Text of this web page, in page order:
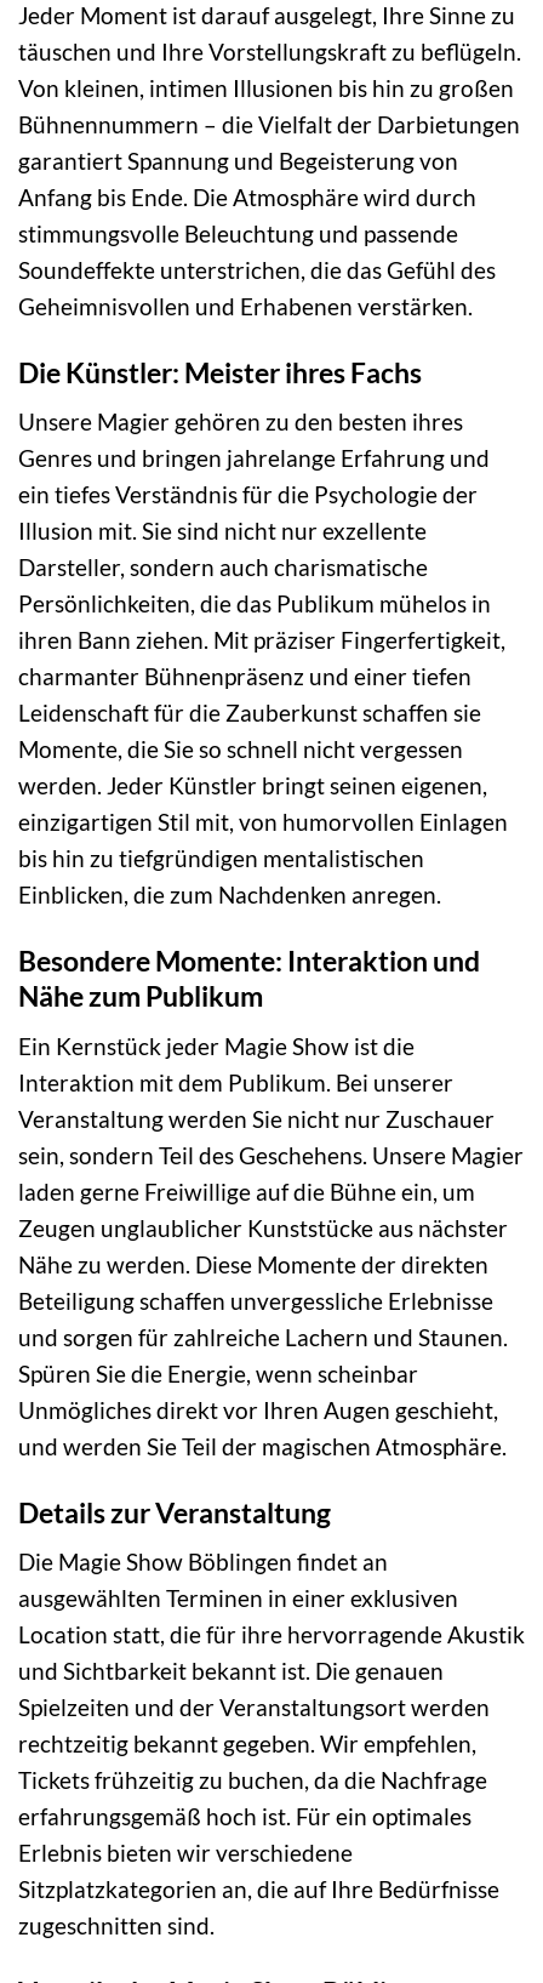
Jeder Moment ist darauf ausgelegt, Ihre Sinne zu
täuschen und Ihre Vorstellungskraft zu beflügeln.
Von kleinen, intimen Illusionen bis hin zu großen
Bühnennummern – die Vielfalt der Darbietungen
garantiert Spannung und Begeisterung von
Anfang bis Ende. Die Atmosphäre wird durch
stimmungsvolle Beleuchtung und passende
Soundeffekte unterstrichen, die das Gefühl des
Geheimnisvollen und Erhabenen verstärken.
Die Künstler: Meister ihres Fachs
Unsere Magier gehören zu den besten ihres
Genres und bringen jahrelange Erfahrung und
ein tiefes Verständnis für die Psychologie der
Illusion mit. Sie sind nicht nur exzellente
Darsteller, sondern auch charismatische
Persönlichkeiten, die das Publikum mühelos in
ihren Bann ziehen. Mit präziser Fingerfertigkeit,
charmanter Bühnenpräsenz und einer tiefen
Leidenschaft für die Zauberkunst schaffen sie
Momente, die Sie so schnell nicht vergessen
werden. Jeder Künstler bringt seinen eigenen,
einzigartigen Stil mit, von humorvollen Einlagen
bis hin zu tiefgründigen mentalistischen
Einblicken, die zum Nachdenken anregen.
Besondere Momente: Interaktion und
Nähe zum Publikum
Ein Kernstück jeder Magie Show ist die
Interaktion mit dem Publikum. Bei unserer
Veranstaltung werden Sie nicht nur Zuschauer
sein, sondern Teil des Geschehens. Unsere Magier
laden gerne Freiwillige auf die Bühne ein, um
Zeugen unglaublicher Kunststücke aus nächster
Nähe zu werden. Diese Momente der direkten
Beteiligung schaffen unvergessliche Erlebnisse
und sorgen für zahlreiche Lachern und Staunen.
Spüren Sie die Energie, wenn scheinbar
Unmögliches direkt vor Ihren Augen geschieht,
und werden Sie Teil der magischen Atmosphäre.
Details zur Veranstaltung
Die Magie Show Böblingen findet an
ausgewählten Terminen in einer exklusiven
Location statt, die für ihre hervorragende Akustik
und Sichtbarkeit bekannt ist. Die genauen
Spielzeiten und der Veranstaltungsort werden
rechtzeitig bekannt gegeben. Wir empfehlen,
Tickets frühzeitig zu buchen, da die Nachfrage
erfahrungsgemäß hoch ist. Für ein optimales
Erlebnis bieten wir verschiedene
Sitzplatzkategorien an, die auf Ihre Bedürfnisse
zugeschnitten sind.